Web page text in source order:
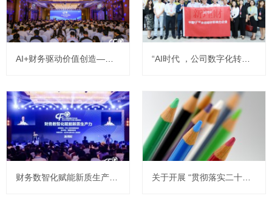
AI+财务驱动价值创造——第十九届中国CFO大会在北京召开 “AI时代 ，公司数字化转型的机遇与挑战” ——中国CFO走进世界500强名企美团公司活动圆满举办